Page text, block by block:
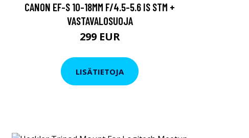
CANON EF-S 10-18MM F/4.5-5.6 IS STM +
VASTAVALOSUOJA
299 EUR
LISÄTIETOJA